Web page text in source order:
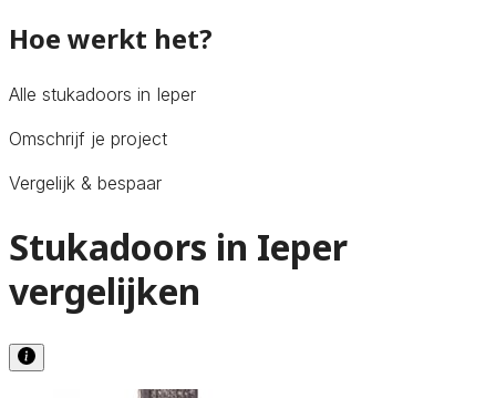
Hoe werkt het?
Alle stukadoors in Ieper
Omschrijf je project
Vergelijk & bespaar
Stukadoors in Ieper
vergelijken